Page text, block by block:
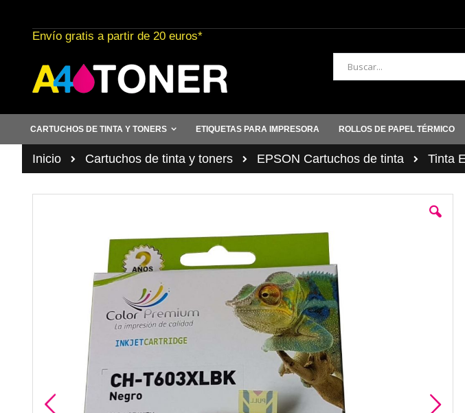
al
contenido
Envío gratis a partir de 20 euros*
Buscar
CARTUCHOS DE TINTA Y TONERS ETIQUETAS PARA IMPRESORA ROLLOS DE PAPEL TÉRMICO
Inicio Cartuchos de tinta y toners EPSON Cartuchos de tinta Tinta